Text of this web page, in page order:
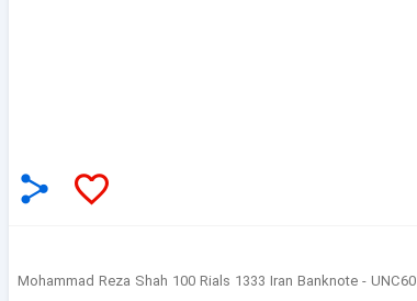
Mohammad Reza Shah 100 Rials 1333 Iran Banknote - UNC60